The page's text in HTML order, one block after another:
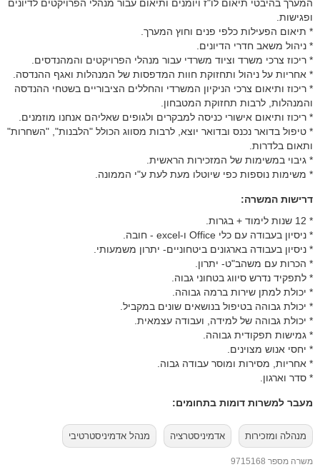
המערך בהיבטי תיאום לו"ז ויומנים ותיאום עבור מנהלי הפרויקטים לדיונים
ופגישות.
* תיאום הפעילות כלפי פנים וחוץ המערך.
* ניהול משאב חדרי הדיונים.
* ריכוז צרכי משרד וציוד משרדי עבור מנהלי הפרויקטים והמהנדסים.
* אחריות על ניהול ותחזוקת חוות המדפסות של המנהלות ואגף ההנדסה.
* ריכוז ותיאום צרכי הניקיון המשרדי והחללים הציבוריים בשטחי ההנדסה
והמנהלות, לרבות תחזוקת המטבחון.
* ריכוז ותיאום אישורי כניסה למבקרים ולגופים שאליהם אנחנו מוזמנים.
* טיפול בדואר נכנס ובדואר יוצא, לרבות מסווג הכולל "הלבנות", "השחרות"
ותאום בלדרות.
* גיבוי במשימות של המזכירות הראשית.
* משימות נוספות כפי שיוטלו מעת לעת ע"י הממונה.
דרישות המשרה:
* 12 שנות לימוד + בגרות.
* ניסיון בעבודה עם כלי Office ו-excel - חובה.
* ניסיון בעבודה בארגונים ביטחוניים- יתרון משמעותי.
* הכרות עם משהב"ט- יתרון.
* לתפקיד נדרש סיווג בטחוני גבוה.
* יכולת למתן שירות ברמה גבוהה.
* יכולת גבוהה בטיפול בנושאים שונים במקביל.
* יכולת גבוהה של למידה, ועבודה עצמאית.
* גמישות תפקודית גבוהה.
* יחסי אנוש מצוינים.
* אחריות, מסירות ומוסר עבודה גבוה.
* סדר וארגון.
מעבר למשרות דומות בתחומים:
מנהלה ומזכירות אדמיניסטרציה מנהל אדמיניסטרטיבי
משרה מספר 9715168